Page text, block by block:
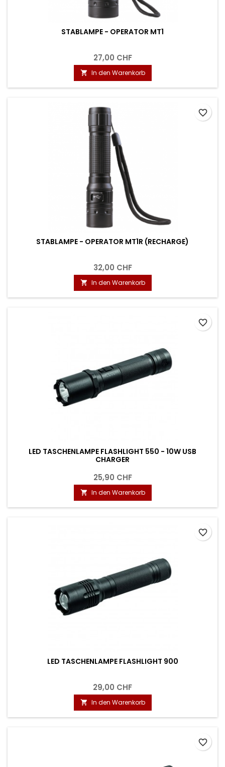
STABLAMPE - OPERATOR MT1
27,00 CHF
 In den Warenkorb
STABLAMPE - OPERATOR MT1R (RECHARGE)
32,00 CHF
 In den Warenkorb
favorite_border
LED TASCHENLAMPE FLASHLIGHT 550 - 10W USB
CHARGER
25,90 CHF
 In den Warenkorb
favorite_border
LED TASCHENLAMPE FLASHLIGHT 900
29,00 CHF
 In den Warenkorb
favorite_border
favorite_border